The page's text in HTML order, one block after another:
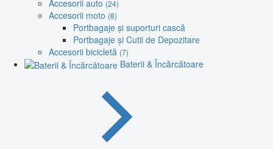
Accesorii auto (24)
Accesorii moto (8)
Portbagaje și suporturi cască
Portbagaje și Cutii de Depozitare
Accesorii bicicletă (7)
Baterii & Încărcătoare